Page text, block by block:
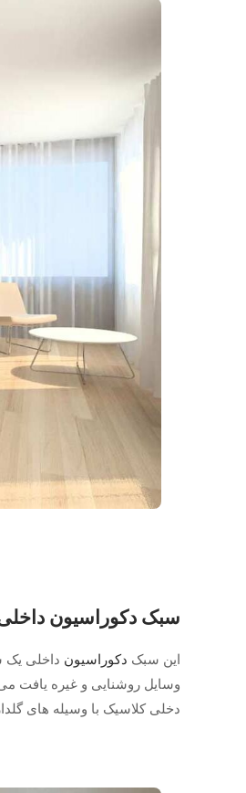
سبک دکوراسیون
این سبک دکوراسیون داخلی یک
وسایل روشنایی و غیره یافت
دخلی کلاسیک با وسیله های